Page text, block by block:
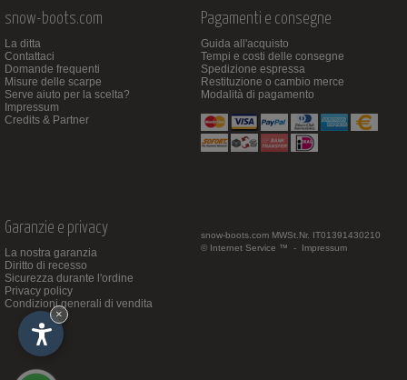
snow-boots.com
La ditta
Contattaci
Domande frequenti
Misure delle scarpe
Serve aiuto per la scelta?
Impressum
Credits & Partner
Pagamenti e consegne
Guida all'acquisto
Tempi e costi delle consegne
Spedizione espressa
Restituzione o cambio merce
Modalità di pagamento
Garanzie e privacy
La nostra garanzia
Diritto di recesso
Sicurezza durante l'ordine
Privacy policy
Condizioni generali di vendita
snow-boots.com MWSt.Nr. IT01391430210
© Internet Service ™ - Impressum
×